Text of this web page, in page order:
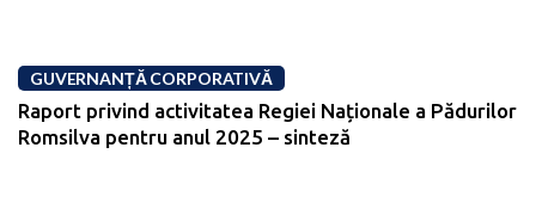
GUVERNANȚĂ CORPORATIVĂ
Raport privind activitatea Regiei Naționale a Pădurilor
Romsilva pentru anul 2025 – sinteză